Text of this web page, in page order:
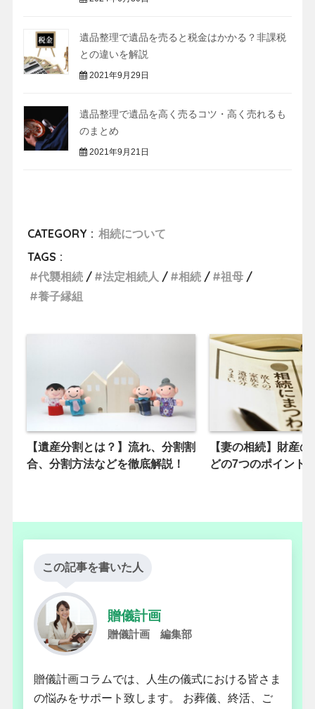
遺品整理で遺品を売ると税金はかかる？非課税
との違いを解説
2021年9月29日
遺品整理で遺品を高く売るコツ・高く売れるも
のまとめ
2021年9月21日
CATEGORY : 相続について
TAGS :
代襲相続
法定相続人 相続
祖母
養子縁組
【遺産分割とは？】流れ、分割割
合、分割方法などを徹底解説！
【妻の相続】財産
どの7つのポイント
この記事を書いた人
贈儀計画
贈儀計画 編集部
贈儀計画コラムでは、人生の儀式における皆さま
の悩みをサポート致します。 お葬儀、終活、ご